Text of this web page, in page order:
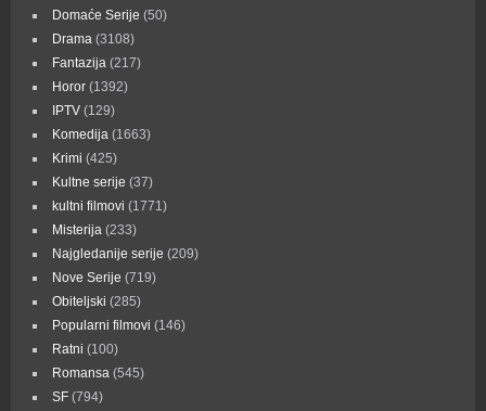
Domaće Serije (50)
Drama (3108)
Fantazija (217)
Horor (1392)
IPTV (129)
Komedija (1663)
Krimi (425)
Kultne serije (37)
kultni filmovi (1771)
Misterija (233)
Najgledanije serije (209)
Nove Serije (719)
Obiteljski (285)
Popularni filmovi (146)
Ratni (100)
Romansa (545)
SF (794)